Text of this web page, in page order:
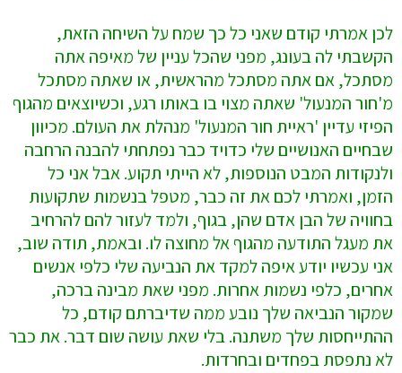
לכן אמרתי קודם שאני כל כך שמח על השיחה הזאת,
הקשבתי לה בעונג, מפני שהכל עניין של מאיפה אתה
מסתכל, אם אתה מסתכל מהראשית, או שאתה מסתכל
מ'חור המנעול' שאתה מצוי בו באותו רגע, וכשיוצאים מהגוף
הפיזי עדיין 'ראיית חור המנעול' מנהלת את העולם. מכיוון
שבחיים האנושיים שלי כדויד כבר נפתחתי להבנה הרחבה
ולנקודות המבט הנוספות, לא הייתי תקוע. אבל אני כל
הזמן, ואמרתי לכם את זה כבר, מטפל בנשמות שתקועות
בחוויה של הבן אדם שהן, בגוף, ולמד לעזור להם להרחיב
את מעגל התודעה מהגוף אל מחוצה לו. ובאמת, תודה שוב,
אני עכשיו יודע איפה למקד את הנביעה שלי כלפי אנשים
אחרים, כלפי נשמות אחרות. מפני שאת מבינה ברכה,
שמקור הנביאה שלך נובע ממה שדיברתם קודם, כל
ההתייחסות שלך משתנה. בלי שאת עושה שום דבר. את כבר
לא נתפסת בפחדים ובחרדות.